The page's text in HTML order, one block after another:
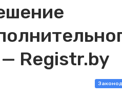
Registr.by